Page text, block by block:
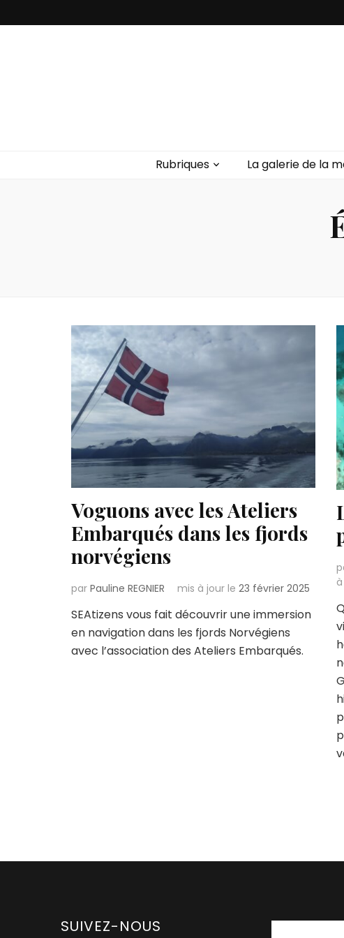
Rubriques La galerie de la
Voguons avec les Ateliers
Embarqués dans les fjords
norvégiens
par Pauline REGNIER mis à jour le 23 février 2025
SEAtizens vous fait découvrir une immersion
en navigation dans les fjords Norvégiens
avec l’association des Ateliers Embarqués.
SUIVEZ-NOUS